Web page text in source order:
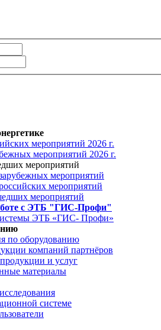
мероприятий 2026 г.
мероприятий 2026 г.
мероприятий
мероприятий
мероприятий
мероприятий
с ЭТБ "ГИС-Профи"
ЭТБ «ГИС- Профи»
по оборудованию
компаний партнёров
и услуг
материалы
системе